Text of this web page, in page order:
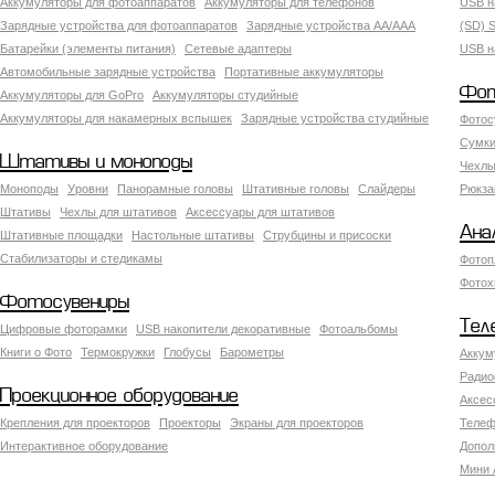
Зарядные устройства для фотоаппаратов
Зарядные устройства AA/AAA
Батарейки (элементы питания)
Сетевые адаптеры
Автомобильные зарядные устройства
Портативные аккумуляторы
Аккумуляторы для GoPro
Аккумуляторы студийные
Аккумуляторы для накамерных вспышек
Зарядные устройства студийные
(SD)
USB
Штативы и моноподы
Моноподы Уровни Панорамные головы Штативные головы
Слайдеры
Штативы
Чехлы для штативов
Аксессуары для штативов
Штативные площадки
Настольные штативы
Струбцины и присоски
Стабилизаторы и стедикамы
Фотосувениры
Цифровые фоторамки USB накопители декоративные
Фотоальбомы
Книги о Фото
Термокружки Глобусы Барометры
Мини
Проекционное оборудование
Крепления для проекторов Проекторы
Экраны для проекторов
Интерактивное оборудование